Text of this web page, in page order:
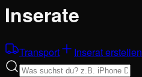
Inserate
Transport Inserat erstellen